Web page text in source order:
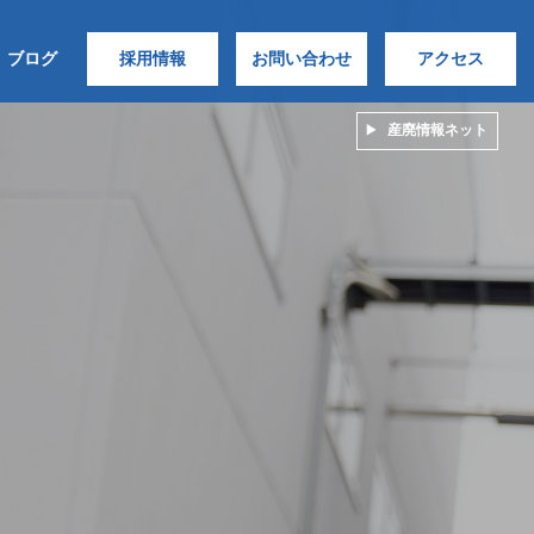
産廃情報ネット
ブログ 採用情報 お問い合わせ アクセス